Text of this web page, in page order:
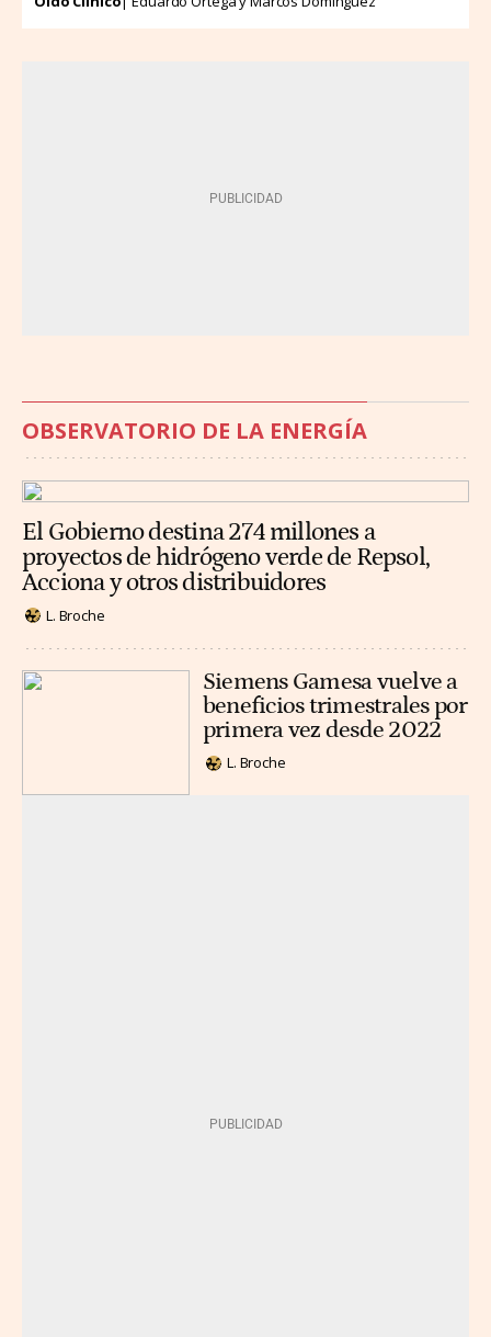
OBSERVATORIO DE LA ENERGÍA
El Gobierno destina 274 millones a
proyectos de hidrógeno verde de Repsol,
Acciona y otros distribuidores
L. Broche
Siemens Gamesa vuelve a
beneficios trimestrales por
primera vez desde 2022
L. Broche